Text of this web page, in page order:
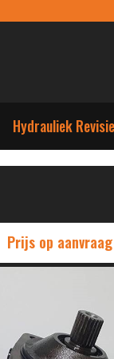
Hydrauliek Revisie
Prijs op aanvraag